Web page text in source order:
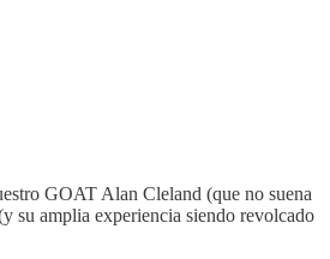
GOAT Alan Cleland (que no suena
su amplia experiencia siendo revolcado